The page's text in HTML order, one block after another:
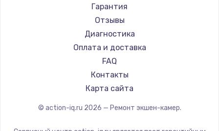
Замена сигнальной лампы
Заказать
Замена системной платы
Гарантия
Отзывы
Диагностика
Оплата и доставка
FAQ
Контакты
Карта сайта
© action-iq.ru 2026 — Ремонт экшен-камер.